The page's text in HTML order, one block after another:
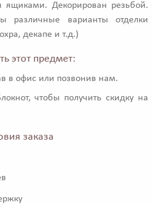
Декорирован резьбой.
различные варианты отделки
декапе и т.д.)
этот предмет:
в офис или позвонив нам.
чтобы получить скидку на
заказа